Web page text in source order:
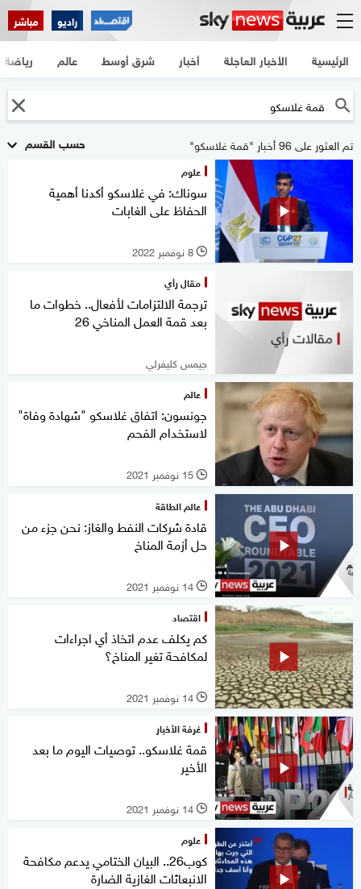
راديو مباشر
الرئيسية الأخبار العاجلة أخبار شرق أوسط عالم رياضة
حسب القسم تم العثور على 96 أخبار "قمة غلاسكو"
علوم
سوناك: في غلاسكو أكدنا أهمية
الحفاظ على الغابات
l 8 نوفمبر 2022
مقال رأي
ترجمة الالتزامات لأفعال.. خطوات ما
بعد قمة العمل المناخي 26
جيمس كليفرلي
عالم
جونسون: اتفاق غلاسكو "شهادة وفاة"
لاستخدام الفحم
l 15 نوفمبر 2021
عالم الطاقة
قادة شركات النفط والغاز: نحن جزء من
حل أزمة المناخ
l 14 نوفمبر 2021
اقتصاد
كم يكلف عدم اتخاذ أي اجراءات
لمكافحة تغير المناخ؟
l 14 نوفمبر 2021
غرفة الأخبار
قمة غلاسكو.. توصيات اليوم ما بعد
الأخير
l 14 نوفمبر 2021
علوم
كوب26.. البيان الختامي يدعم مكافحة
الانبعاثات الغازية الضارة